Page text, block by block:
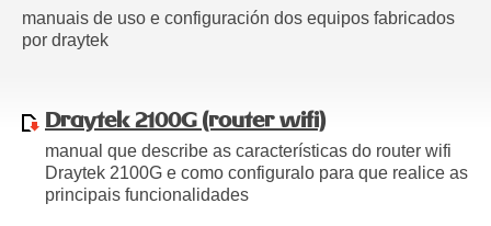
manuais de uso e configuración dos equipos fabricados
por draytek
Draytek 2100G (router wifi)
manual que describe as características do router wifi
Draytek 2100G e como configuralo para que realice as
principais funcionalidades